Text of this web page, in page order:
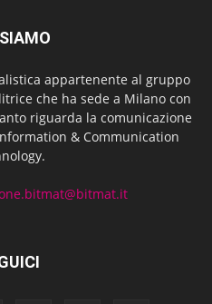
appartenente al gruppo
che ha sede a Milano con
riguarda la comunicazione
& Communication